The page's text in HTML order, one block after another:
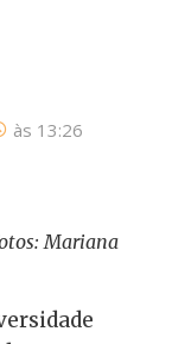
às 13:26
Mariana